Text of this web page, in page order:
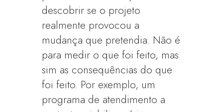
descobrir se o projeto
realmente provocou a
mudança que pretendia. Não é
para medir o que foi feito, mas
sim as consequências do que
foi feito. Por exemplo, um
programa de atendimento a